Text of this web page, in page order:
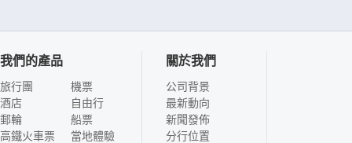
我們的產品
旅行團
酒店
郵輪
高鐵火車票
機票
自由行
船票
當地體驗
關於我們
公司背景
最新動向
新聞發佈
分行位置